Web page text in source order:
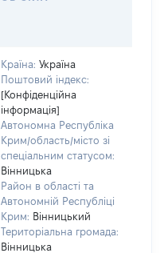
Країна: Україна
Поштовий індекс:
[Конфіденційна
інформація]
Автономна Республіка
Крим/область/місто зі
спеціальним статусом:
Вінницька
Район в області та
Автономній Республіці
Крим: Вінницький
Територіальна громада:
Вінницька